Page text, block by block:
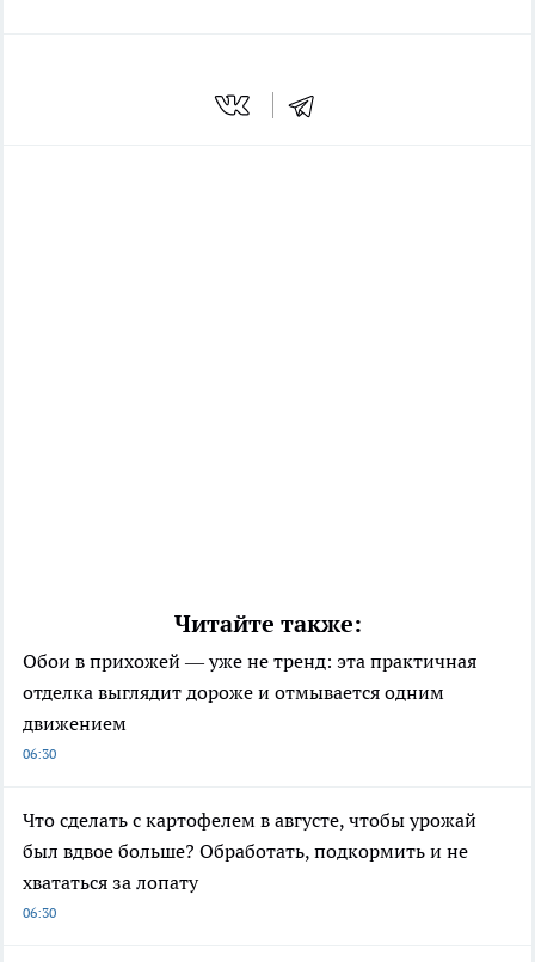
Читайте также:
Обои в прихожей — уже не тренд: эта практичная
отделка выглядит дороже и отмывается одним
движением
06:30
Что сделать с картофелем в августе, чтобы урожай
был вдвое больше? Обработать, подкормить и не
хвататься за лопату
06:30